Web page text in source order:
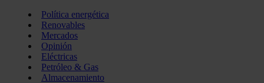
Política energética
Renovables
Mercados
Opinión
Eléctricas
Petróleo & Gas
Almacenamiento